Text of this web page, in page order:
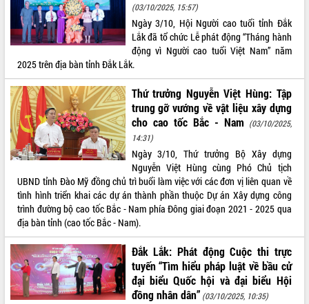
Trình diễn nghệ thuật chế biến các
món ăn từ sầu riêng
Đắk Lắk công bố Quy hoạch và xúc
Ngành cá ngừ Đắk Lắk chủ động thích
ứng để giữ vững thị trường xuất khẩu
Diễn đàn Kinh tế tư nhân Việt Nam đột
phá cơ chế - Hợp tác công tư
Đề án 06 tạo bước ngoặt đột phá trong
cải cách hành chính tỉnh Đắk Lắk
Kết nối tour, đẩy mạnh chuyển đổi số
để phát triển du lịch Đắk Lắk
Khởi động Dự án Đầu tư xây dựng hạ
tầng kỹ thuật Cụm công nghiệp Tân
Tiến
Gặp mặt các cơ quan báo chí nhân Kỷ
niệm 101 năm Ngày Báo chí Cách
mạng Việt Nam
Đắk Lắk sơ kết 4 năm triển khai thực
hiện Đề án 06 của Chính phủ
(03/10/2025, 15:57)
Ngày 3/10, Hội Người cao tuổi tỉnh Đắk
Lắk đã tổ chức Lễ phát động “Tháng hành
động vì Người cao tuổi Việt Nam” năm
2025 trên địa bàn tỉnh Đắk Lắk.
Thứ trưởng Nguyễn Việt Hùng: Tập
trung gỡ vướng về vật liệu xây dựng
cho cao tốc Bắc - Nam (03/10/2025,
14:31)
Ngày 3/10, Thứ trưởng Bộ Xây dựng
Nguyễn Việt Hùng cùng Phó Chủ tịch
UBND tỉnh Đào Mỹ đồng chủ trì buổi làm việc với các đơn vị liên quan về
tình hình triển khai các dự án thành phần thuộc Dự án Xây dựng công
trình đường bộ cao tốc Bắc - Nam phía Đông giai đoạn 2021 - 2025 qua
địa bàn tỉnh (cao tốc Bắc - Nam).
Đắk Lắk: Phát động Cuộc thi trực
tuyến “Tìm hiểu pháp luật về bầu cử
đại biểu Quốc hội và đại biểu Hội
đồng nhân dân” (03/10/2025, 10:35)